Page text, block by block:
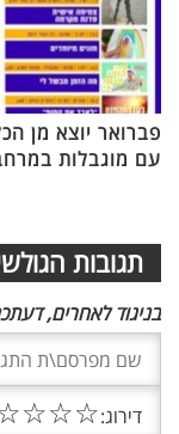
פברואר יוצא מן
עם מוגבלות
תגובות
בניגוד לאחרים,
דירוג:☆
☆
☆